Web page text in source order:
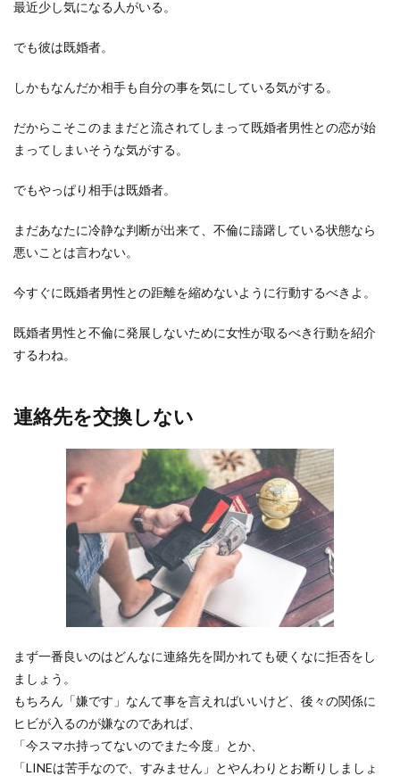
最近少し気になる人がいる。
でも彼は既婚者。
しかもなんだか相手も自分の事を気にしている気がする。
だからこそこのままだと流されてしまって既婚者男性との恋が始
まってしまいそうな気がする。
でもやっぱり相手は既婚者。
まだあなたに冷静な判断が出来て、不倫に躊躇している状態なら
悪いことは言わない。
今すぐに既婚者男性との距離を縮めないように行動するべきよ。
既婚者男性と不倫に発展しないために女性が取るべき行動を紹介
するわね。
連絡先を交換しない
まず一番良いのはどんなに連絡先を聞かれても硬くなに拒否をし
ましょう。
もちろん「嫌です」なんて事を言えればいいけど、後々の関係に
ヒビが入るのが嫌なのであれば、
「今スマホ持ってないのでまた今度」とか、
「LINEは苦手なので、すみません」とやんわりとお断りしましょ